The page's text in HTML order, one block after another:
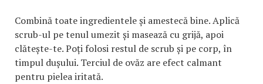
Combină toate ingredientele și amestecă bine. Aplică
scrub-ul pe tenul umezit și masează cu grijă, apoi
clătește-te. Poți folosi restul de scrub și pe corp, în
timpul dușului. Terciul de ovăz are efect calmant
pentru pielea iritată.